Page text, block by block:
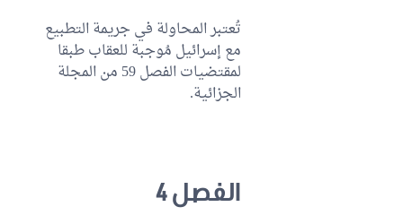
تُعتبر المحاولة في جريمة التطبيع
مع إسرائيل مُوجبة للعقاب طبقا
لمقتضيات الفصل 59 من المجلة
الجزائية.
الفصل 4